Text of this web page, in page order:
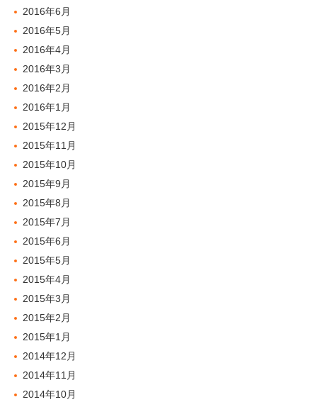
2016年6月
2016年5月
2016年4月
2016年3月
2016年2月
2016年1月
2015年12月
2015年11月
2015年10月
2015年9月
2015年8月
2015年7月
2015年6月
2015年5月
2015年4月
2015年3月
2015年2月
2015年1月
2014年12月
2014年11月
2014年10月